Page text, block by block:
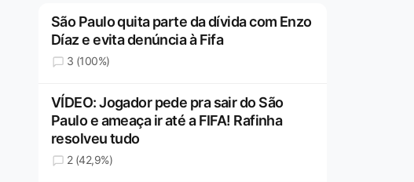
São Paulo quita parte da dívida com Enzo
Díaz e evita denúncia à Fifa
3 (100%)
VÍDEO: Jogador pede pra sair do São
Paulo e ameaça ir até a FIFA! Rafinha
resolveu tudo
2 (42,9%)